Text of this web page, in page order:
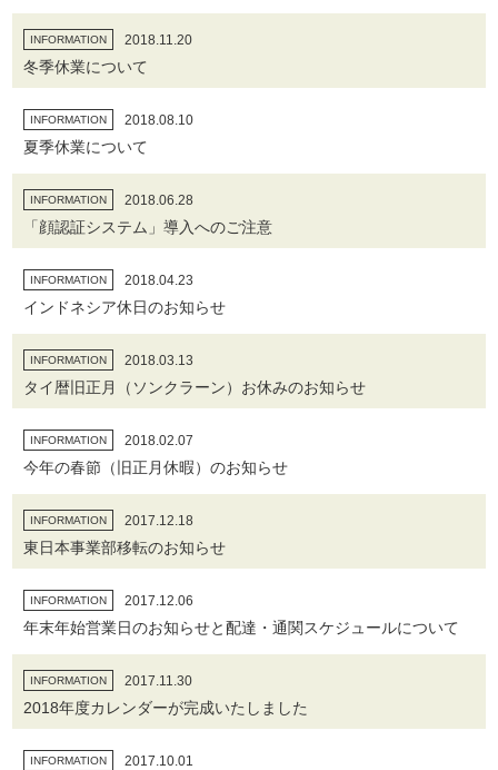
INFORMATION 2018.11.20
冬季休業について
INFORMATION 2018.08.10
夏季休業について
INFORMATION 2018.06.28
「顔認証システム」導入へのご注意
INFORMATION 2018.04.23
インドネシア休日のお知らせ
INFORMATION 2018.03.13
タイ暦旧正月（ソンクラーン）お休みのお知らせ
INFORMATION 2018.02.07
今年の春節（旧正月休暇）のお知らせ
INFORMATION 2017.12.18
東日本事業部移転のお知らせ
INFORMATION 2017.12.06
年末年始営業日のお知らせと配達・通関スケジュールについて
INFORMATION 2017.11.30
2018年度カレンダーが完成いたしました
INFORMATION 2017.10.01